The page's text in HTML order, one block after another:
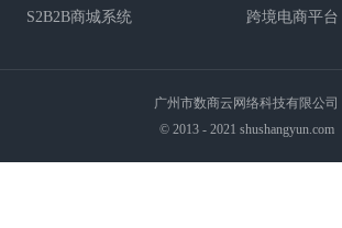
S2B2B商城系统 跨境电商平台
广州市数商云网络科技有限公司
© 2013 - 2021 shushangyun.com